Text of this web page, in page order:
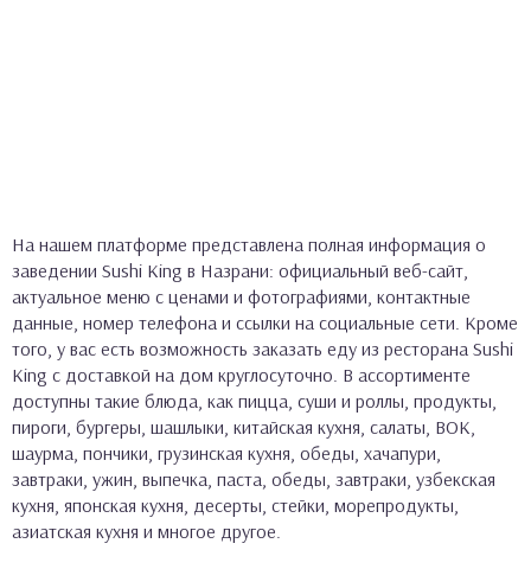
На нашем платформе представлена полная информация о
заведении Sushi King в Назрани: официальный веб-сайт,
актуальное меню с ценами и фотографиями, контактные
данные, номер телефона и ссылки на социальные сети. Кроме
того, у вас есть возможность заказать еду из ресторана Sushi
King с доставкой на дом круглосуточно. В ассортименте
доступны такие блюда, как пицца, суши и роллы, продукты,
пироги, бургеры, шашлыки, китайская кухня, салаты, ВОК,
шаурма, пончики, грузинская кухня, обеды, хачапури,
завтраки, ужин, выпечка, паста, обеды, завтраки, узбекская
кухня, японская кухня, десерты, стейки, морепродукты,
азиатская кухня и многое другое.